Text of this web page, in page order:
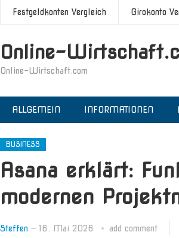
Festgeldkonten Vergleich Girokonto
Online-
Online-Wirtschaft.com
ALLGEMEIN INFORMATIONEN
BUSINESS
Asana erklärt:
modernen
Steffen — 16. Mai 2026 add comment